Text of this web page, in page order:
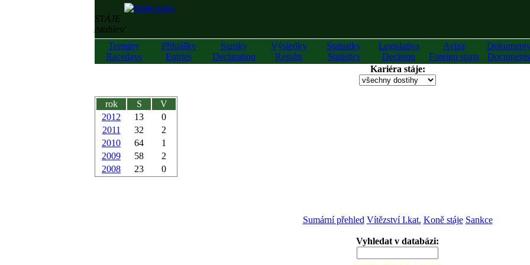
STÁJE
/stables/
Termíny
Racedays
Přihlášky
Entries
Startky
Declaration
Výsledky
Results
Statistiky
Statistics
Legislativa
Decision
Avíza
Foreign starts
Documents
Kariéra stáje:
rok S
V
2012
13
0
2011
32
2
2010
64
1
2009
58
2
2008
23 0
Sumární přehled Vítězství I.kat. Koně stáje Sankce
Vyhledat v databázi: